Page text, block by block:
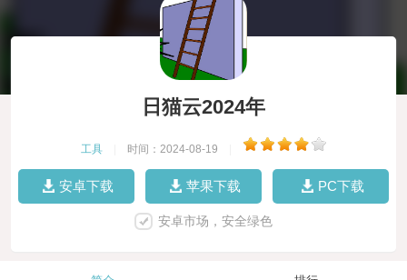
日猫云2024年
工具 时间：2024-08-19
安卓下载 苹果下载 PC下载
安卓市场，安全绿色